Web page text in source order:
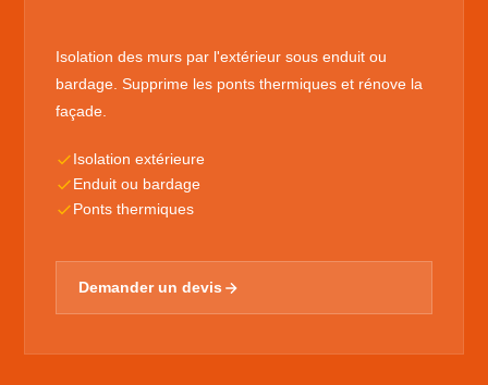
Isolation des murs par l'extérieur sous enduit ou
bardage. Supprime les ponts thermiques et rénove la
façade.
Isolation extérieure
Enduit ou bardage
Ponts thermiques
Demander un devis